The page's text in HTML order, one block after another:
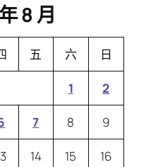
8 月
五 六 日
1 2
7 8 9
14 15 16